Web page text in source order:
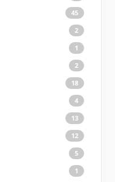
45
2
1
2
18
4
13
12
5
1